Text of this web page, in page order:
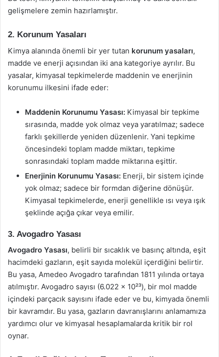
gelişmelere zemin hazırlamıştır.
2. Korunum Yasaları
Kimya alanında önemli bir yer tutan korunum yasaları,
madde ve enerji açısından iki ana kategoriye ayrılır. Bu
yasalar, kimyasal tepkimelerde maddenin ve enerjinin
korunumu ilkesini ifade eder:
Maddenin Korunumu Yasası: Kimyasal bir tepkime
sırasında, madde yok olmaz veya yaratılmaz; sadece
farklı şekillerde yeniden düzenlenir. Yani tepkime
öncesindeki toplam madde miktarı, tepkime
sonrasındaki toplam madde miktarına eşittir.
Enerjinin Korunumu Yasası: Enerji, bir sistem içinde
yok olmaz; sadece bir formdan diğerine dönüşür.
Kimyasal tepkimelerde, enerji genellikle ısı veya ışık
şeklinde açığa çıkar veya emilir.
3. Avogadro Yasası
Avogadro Yasası, belirli bir sıcaklık ve basınç altında, eşit
hacimdeki gazların, eşit sayıda molekül içerdiğini belirtir.
Bu yasa, Amedeo Avogadro tarafından 1811 yılında ortaya
atılmıştır. Avogadro sayısı (6.022 x 10²³), bir mol madde
içindeki parçacık sayısını ifade eder ve bu, kimyada önemli
bir kavramdır. Bu yasa, gazların davranışlarını anlamamıza
yardımcı olur ve kimyasal hesaplamalarda kritik bir rol
oynar.